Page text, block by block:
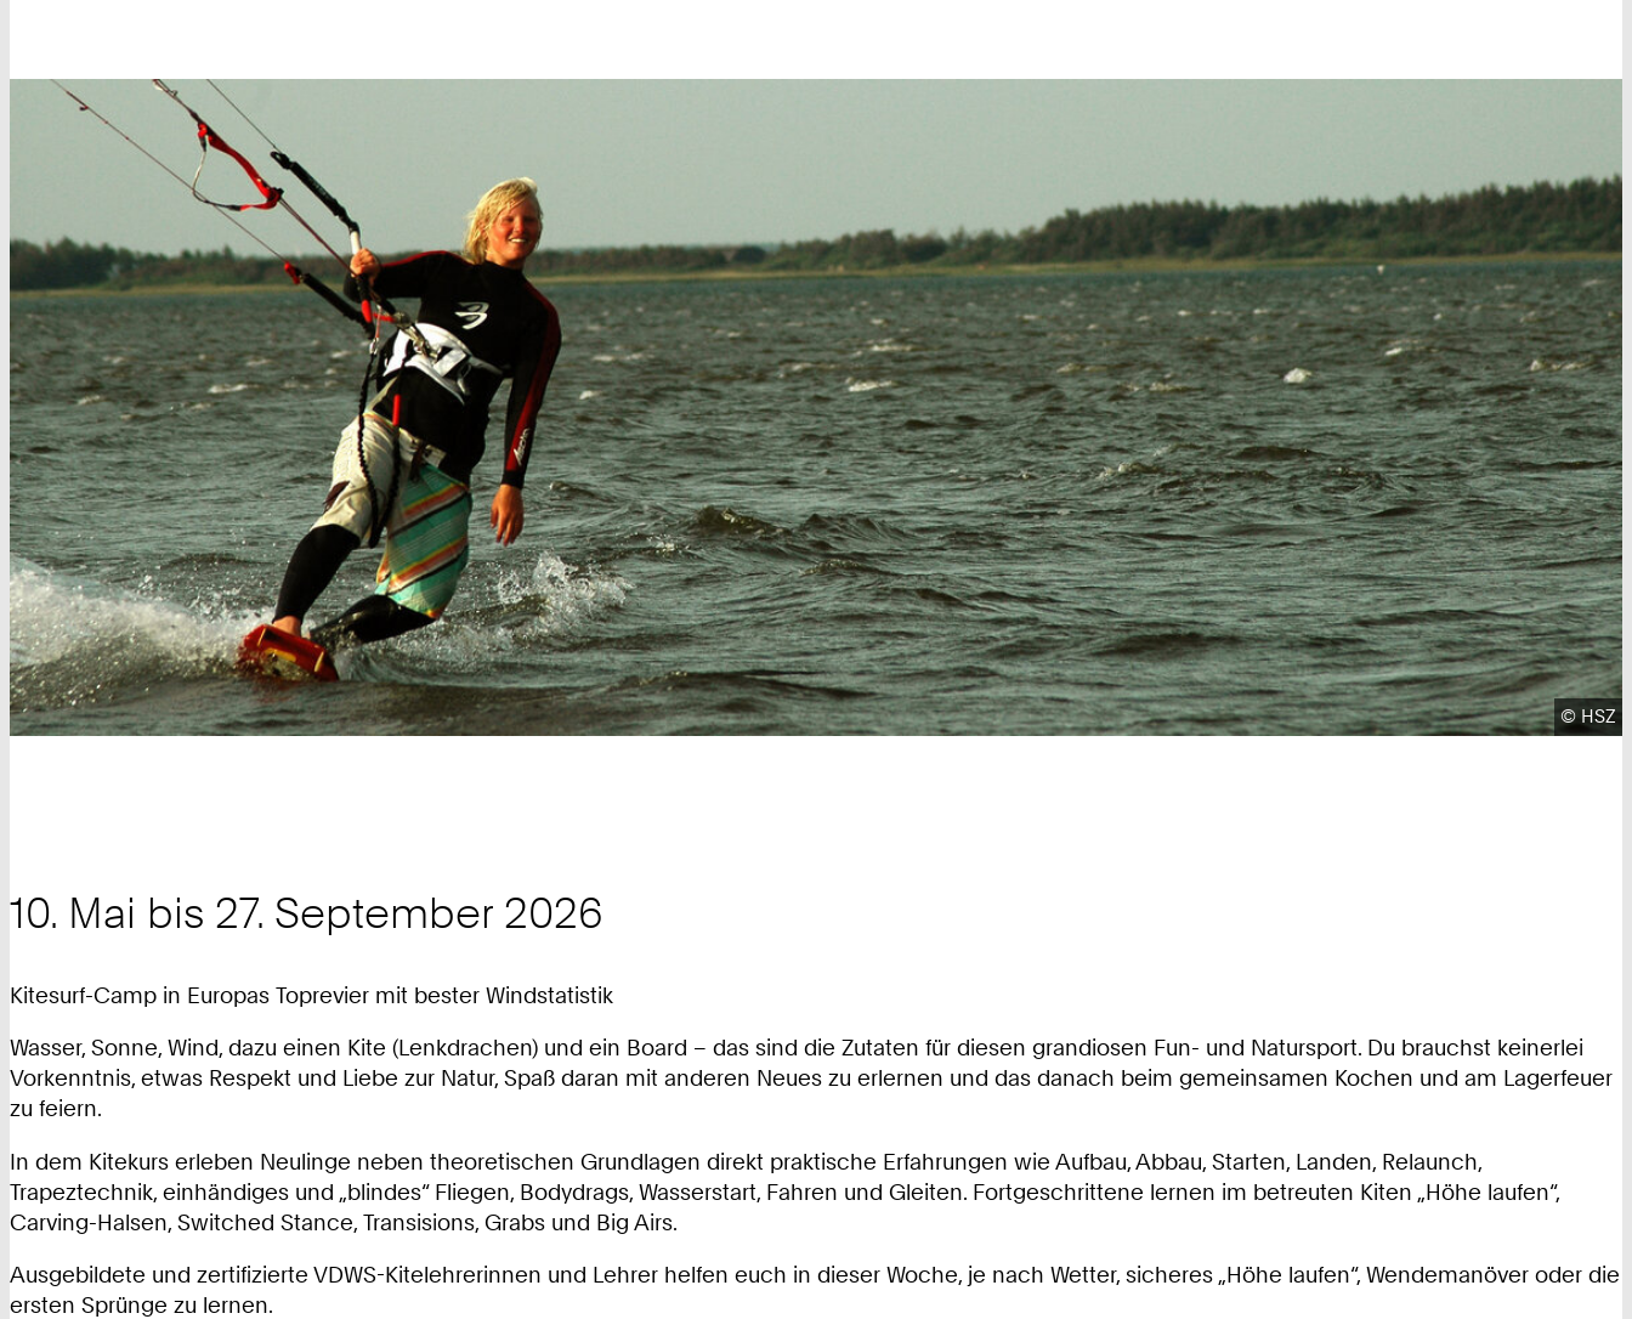
©HSZ
10. Mai bis 27. September 2026
Kitesurf-Camp in Europas Toprevier mit bester Windstatistik
Wasser, Sonne, Wind, dazu einen Kite (Lenkdrachen) und ein Board – das sind die Zutaten für diesen grandiosen Fun- und Natursport. Du brauchst keinerlei
Vorkenntnis, etwas Respekt und Liebe zur Natur, Spaß daran mit anderen Neues zu erlernen und das danach beim gemeinsamen Kochen und am Lagerfeuer
zu feiern.
In dem Kitekurs erleben Neulinge neben theoretischen Grundlagen direkt praktische Erfahrungen wie Aufbau, Abbau, Starten, Landen, Relaunch,
Trapeztechnik, einhändiges und „blindes“ Fliegen, Bodydrags, Wasserstart, Fahren und Gleiten. Fortgeschrittene lernen im betreuten Kiten „Höhe laufen“,
Carving-Halsen, Switched Stance, Transisions, Grabs und Big Airs.
Ausgebildete und zertifizierte VDWS-Kitelehrerinnen und Lehrer helfen euch in dieser Woche, je nach Wetter, sicheres „Höhe laufen“, Wendemanöver oder die
ersten Sprünge zu lernen.